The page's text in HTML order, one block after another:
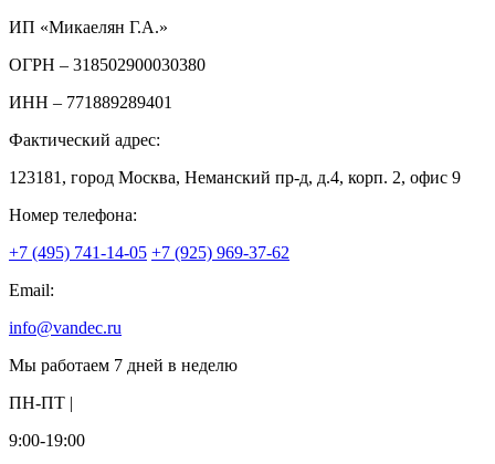
ИП «Микаелян Г.А.»
ОГРН – 318502900030380
ИНН – 771889289401
Фактический адрес:
123181, город Москва, Неманский пр-д, д.4, корп. 2, офис 9
Номер телефона:
+7 (495) 741-14-05 +7 (925) 969-37-62
Email:
info@vandec.ru
Мы работаем 7 дней в неделю
ПН-ПТ |
9:00-19:00